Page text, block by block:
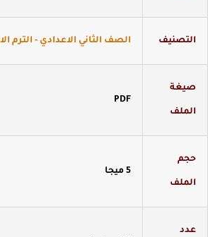
التصنيف الصف الثاني الاعدادي - الترم الاول
صيغة
الملف
PDF
حجم
الملف
عدد